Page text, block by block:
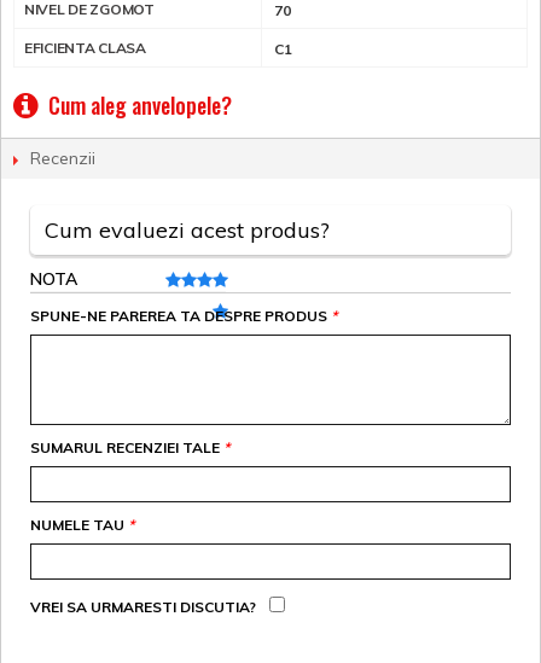
NIVEL DE ZGOMOT 70
EFICIENTA CLASA C1
Cum aleg anvelopele?
Recenzii
Cum evaluezi acest produs?
NOTA
*
SPUNE-NE PAREREA TA DESPRE PRODUS
*
SUMARUL RECENZIEI TALE
*
NUMELE TAU
VREI SA URMARESTI DISCUTIA?